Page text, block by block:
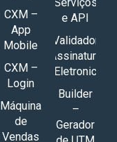
CXM –
App
Mobile
CXM –
Login
Máquina
de
Vendas
e API
Validador
Assinatura
Eletronic
Builder
–
Gerador